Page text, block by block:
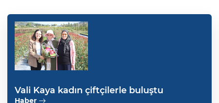
Vali Kaya kadın çiftçilerle buluştu
Haber